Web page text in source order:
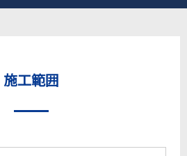
施工範囲